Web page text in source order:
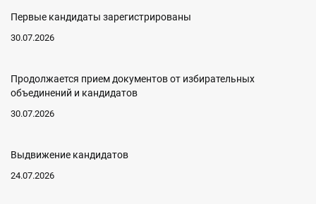
Первые кандидаты зарегистрированы
30.07.2026
Продолжается прием документов от избирательных
объединений и кандидатов
30.07.2026
Выдвижение кандидатов
24.07.2026